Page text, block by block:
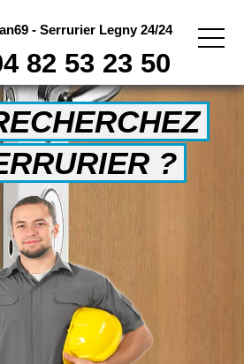
- Serrurier Legny 24/24
82 53 23 50
?